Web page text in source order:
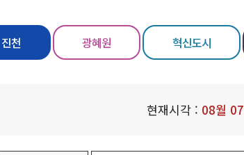
진천 광혜원 혁신도시
현재시각 : 08월 07